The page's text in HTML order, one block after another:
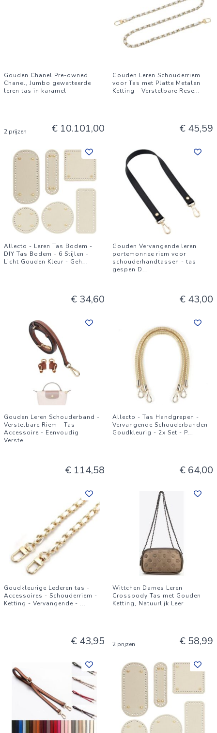
Gouden Chanel Pre-owned
Chanel, Jumbo gewatteerde
leren tas in karamel
2 prijzen € 10.101,00
Gouden Leren Schouderriem
voor Tas met Platte Metalen
Ketting - Verstelbare Rese...
€ 45,59
Allecto - Leren Tas Bodem -
DIY Tas Bodem - 6 Stijlen -
Licht Gouden Kleur - Geh...
€ 34,60
Gouden Vervangende leren
portemonnee riem voor
schouderhandtassen - tas
gespen D...
€ 43,00
Gouden Leren Schouderband -
Verstelbare Riem - Tas
Accessoire - Eenvoudig
Verste...
€ 114,58
Allecto - Tas Handgrepen -
Vervangende Schouderbanden -
Goudkleurig - 2x Set - P...
€ 64,00
Goudkleurige Lederen tas -
Accessoires - Schouderriem -
Ketting - Vervangende - ...
€ 43,95
Wittchen Dames Leren
Crossbody Tas met Gouden
Ketting, Natuurlijk Leer
2 prijzen € 58,99